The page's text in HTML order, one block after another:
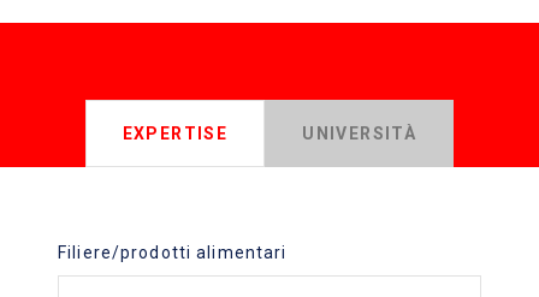
EXPERTISE UNIVERSITÀ
Filiere/prodotti alimentari